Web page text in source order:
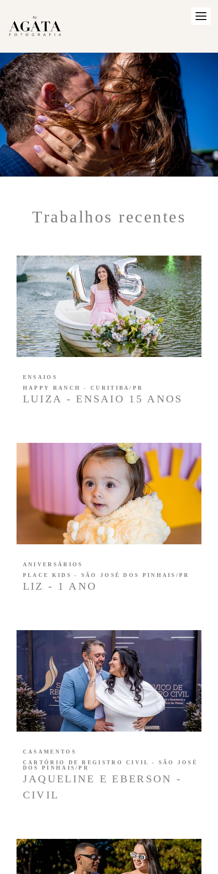
Trabalhos recentes
LUIZA - ENSAIO 15 ANOS
ENSAIOS
HAPPY RANCH - CURITIBA/PR
LIZ - 1 ANO
ANIVERSÁRIOS
PLACE KIDS - SÃO JOSÉ DOS PINHAIS/PR
JAQUELINE E EBERSON -
CIVIL
CASAMENTOS
CARTÓRIO DE REGISTRO CIVIL - SÃO JOSÉ
DOS PINHAIS/PR